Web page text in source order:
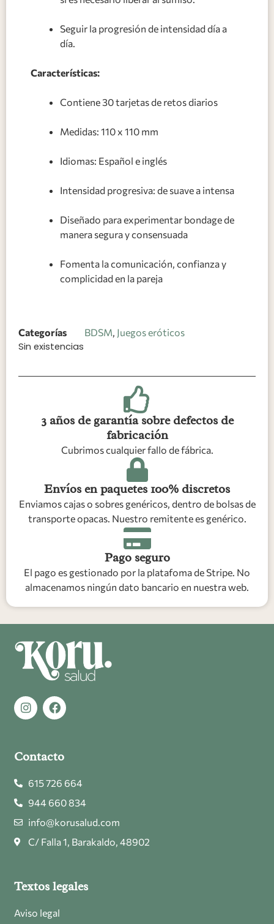
Seguir la progresión de intensidad día a
día.
Características:
Contiene 30 tarjetas de retos diarios
Medidas: 110 x 110 mm
Idiomas: Español e inglés
Intensidad progresiva: de suave a intensa
Diseñado para experimentar bondage de
manera segura y consensuada
Fomenta la comunicación, confianza y
complicidad en la pareja
Categorías BDSM Juegos eróticos
Sin existencias
3 años de garantía sobre defectos de
fabricación
Cubrimos cualquier fallo de fábrica.
Envíos en paquetes 100% discretos
Enviamos cajas o sobres genéricos, dentro de bolsas de
transporte opacas. Nuestro remitente es genérico.
Pago seguro
El pago es gestionado por la platafoma de Stripe. No
almacenamos ningún dato bancario en nuestra web.
Contacto
615 726 664
944 660 834
info@korusalud.com
C/ Falla 1, Barakaldo, 48902
Textos legales
Aviso legal